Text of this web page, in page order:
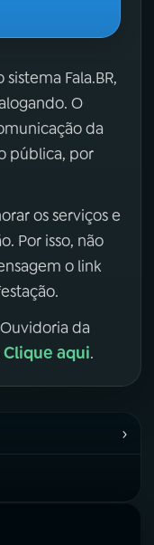
Fala.BR,
O
da
pública, por
os serviços e
Por isso, não
o link
da
Clique aqui.
›